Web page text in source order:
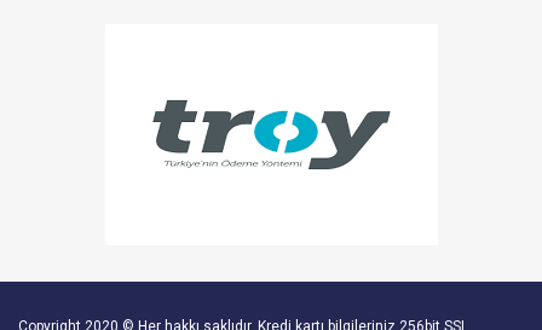
Copyright 2020 © Her hakkı saklıdır. Kredi kartı bilgileriniz 256bit SSL